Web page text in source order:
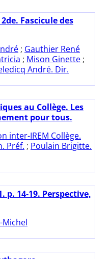
Fascicule des
; Gauthier René
; Mison Ginette ;
André. Dir.
au Collège. Les
pour tous.
inter-IREM Collège.
Préf. ; Poulain Brigitte.
p. 14-19. Perspective,
Michel